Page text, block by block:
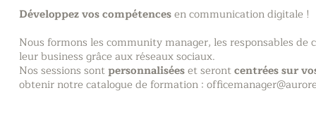
Développez vos compétencesen communication digitale !
Nous formons les community manager, les responsables
leur business grâce aux réseaux sociaux.
Nos sessions sontpersonnaliséeset serontcentrées sur
obtenir notre catalogue de formation :